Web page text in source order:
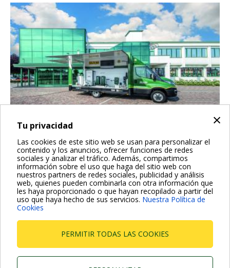
×
Tu privacidad
Las cookies de este sitio web se usan para personalizar el
contenido y los anuncios, ofrecer funciones de redes
sociales y analizar el tráfico. Además, compartimos
información sobre el uso que haga del sitio web con
nuestros partners de redes sociales, publicidad y análisis
web, quienes pueden combinarla con otra información que
les haya proporcionado o que hayan recopilado a partir del
uso que haya hecho de sus servicios. Nuestra Política de
Cookies
PERMITIR TODAS LAS COOKIES
DTRUCK, ¡LA FORMACIÓN SOBRE RUEDAS!
DTruck es la sala de formación sobre ruedas diseñada para
llevar la excelencia de la tecnología DAB directamente a la
ubicación de nuestros clientes.
Las demos presentes a bordo le permitirán tocar y jugar con
los productos, y asistir a sesiones demostrativas breves para
adquirir experiencia en la instalación y configuración de las